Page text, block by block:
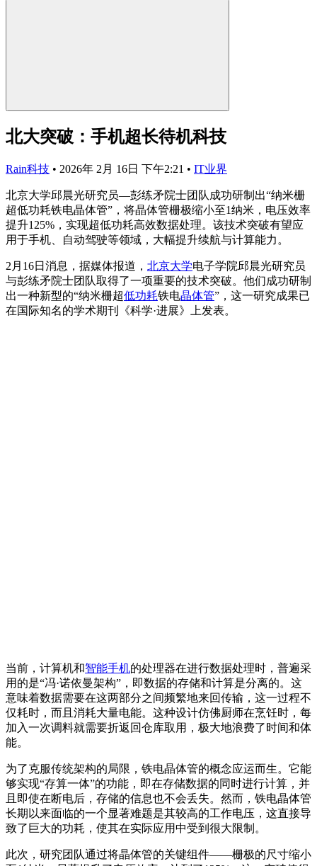
北大突破：手机超长待机科技
Rain科技 • 2026年 2月 16日 下午2:21 • IT业界
北京大学邱晨光研究员—彭练矛院士团队成功研制出“纳米栅
超低功耗铁电晶体管”，将晶体管栅极缩小至1纳米，电压效率
提升125%，实现超低功耗高效数据处理。该技术突破有望应
用于手机、自动驾驶等领域，大幅提升续航与计算能力。
2月16日消息，据媒体报道， 北京大学电子学院邱晨光研究员
与彭练矛院士团队取得了一项重要的技术突破。他们成功研制
出一种新型的“纳米栅超低功耗铁电晶体管”，这一研究成果已
在国际知名的学术期刊《科学·进展》上发表。
当前，计算机和智能手机的处理器在进行数据处理时，普遍采
用的是“冯·诺依曼架构”，即数据的存储和计算是分离的。这
意味着数据需要在这两部分之间频繁地来回传输，这一过程不
仅耗时，而且消耗大量电能。这种设计仿佛厨师在烹饪时，每
加入一次调料就需要折返回仓库取用，极大地浪费了时间和体
能。
为了克服传统架构的局限，铁电晶体管的概念应运而生。它能
够实现“存算一体”的功能，即在存储数据的同时进行计算，并
且即使在断电后，存储的信息也不会丢失。然而，铁电晶体管
长期以来面临的一个显著难题是其较高的工作电压，这直接导
致了巨大的功耗，使其在实际应用中受到很大限制。
此次，研究团队通过将晶体管的关键组件——栅极的尺寸缩小